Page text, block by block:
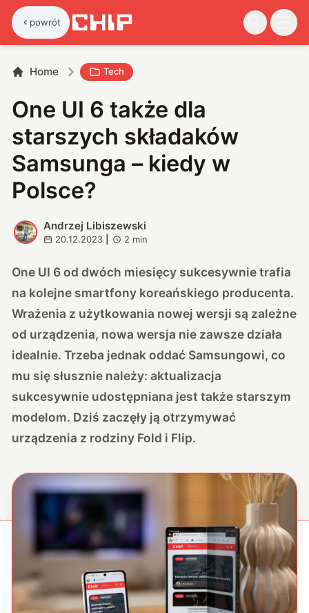
powrót
Home Tech
One UI 6 także dla
starszych składaków
Samsunga – kiedy w
Polsce?
A
Andrzej Libiszewski
20.12.2023 2 min
One UI 6 od dwóch miesięcy sukcesywnie trafia
na kolejne smartfony koreańskiego producenta.
Wrażenia z użytkowania nowej wersji są zależne
od urządzenia, nowa wersja nie zawsze działa
idealnie. Trzeba jednak oddać Samsungowi, co
mu się słusznie należy: aktualizacja
sukcesywnie udostępniana jest także starszym
modelom. Dziś zaczęły ją otrzymywać
urządzenia z rodziny Fold i Flip.